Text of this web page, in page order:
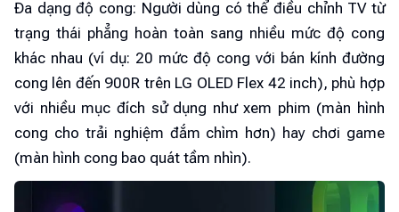
Đa dạng độ cong: Người dùng có thể điều chỉnh TV từ
trạng thái phẳng hoàn toàn sang nhiều mức độ cong
khác nhau (ví dụ: 20 mức độ cong với bán kính đường
cong lên đến 900R trên LG OLED Flex 42 inch), phù hợp
với nhiều mục đích sử dụng như xem phim (màn hình
cong cho trải nghiệm đắm chìm hơn) hay chơi game
(màn hình cong bao quát tầm nhìn).